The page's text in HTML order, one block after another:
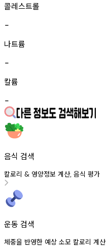
콜레스트롤
-
나트륨
-
칼륨
-
음식 검색
칼로리 & 영양정보 계산, 음식 평가
운동 검색
체중을 반영한 예상 소모 칼로리 계산